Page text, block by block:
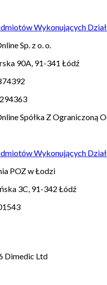
Wykonujących
Sp. z o. o.
90A, 91-341 Łódź
Spółka Z Ograniczoną
Wykonujących
POZ w Łodzi
3C, 91-342 Łódź
Dimedic Ltd